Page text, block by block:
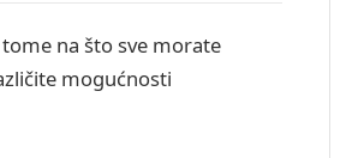
na što sve morate
mogućnosti